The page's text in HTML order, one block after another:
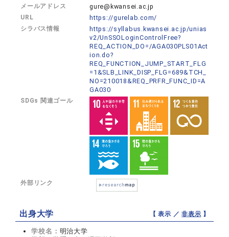
メールアドレス gure@kwansei.ac.jp
URL https://gurelab.com/
シラバス情報
https://syllabus.kwansei.ac.jp/unias
v2/UnSSOLoginControlFree?
REQ_ACTION_DO=/AGA030PLS01Act
ion.do?
REQ_FUNCTION_JUMP_START_FLG
=1&SLB_LINK_DISP_FLG=689&TCH_
NO=210018&REQ_PRFR_FUNC_ID=A
GA030
SDGs 関連ゴール
外部リンク
出身大学 【 表示 ／非表示 】
学校名： 明治大学